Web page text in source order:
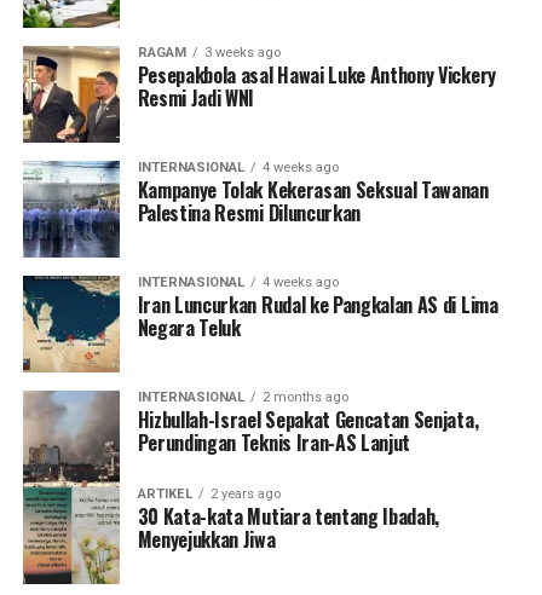
RAGAM 3 weeks ago
Pesepakbola asal Hawai Luke Anthony Vickery
Resmi Jadi WNI
INTERNASIONAL 4 weeks ago
Kampanye Tolak Kekerasan Seksual Tawanan
Palestina Resmi Diluncurkan
INTERNASIONAL 4 weeks ago
Iran Luncurkan Rudal ke Pangkalan AS di Lima
Negara Teluk
INTERNASIONAL 2 months ago
Hizbullah-Israel Sepakat Gencatan Senjata,
Perundingan Teknis Iran-AS Lanjut
ARTIKEL 2 years ago
30 Kata-kata Mutiara tentang Ibadah,
Menyejukkan Jiwa